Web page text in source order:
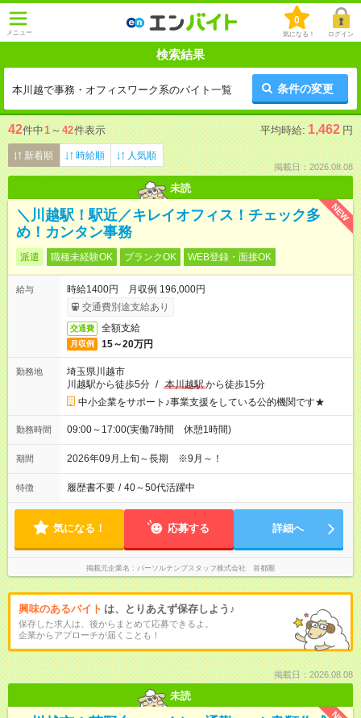
メニュー
0
気になる！ ログイン
検索結果
本川越で事務・オフィスワーク系のバイト一覧 条件の変更
42件中1 ～ 42件表示 平均時給: 1,462 円
新着順 時給順 人気順
掲載日：2026.08.08
未読
NEW
＼川越駅！駅近／キレイオフィス！チェック多
め！カンタン事務
派遣 職種未経験OK ブランクOK WEB登録・面接OK
給与
時給1400円 月収例 196,000円
交通費別途支給あり
交通費 全額支給
月収例 15～20万円
勤務地
埼玉県川越市
川越駅から徒歩5分 / 本川越駅から徒歩15分
中小企業をサポート♪事業支援をしている公的機関です★
勤務時間 09:00～17:00(実働7時間 休憩1時間)
期間 2026年09月上旬～長期 ※9月～！
特徴 履歴書不要 / 40～50代活躍中
気になる！ 応募する 詳細へ
掲載元企業名 パーソルテンプスタッフ株式会社 首都圏
興味のあるバイト は、とりあえず保存しよう♪
保存した求人は、後からまとめて応募できるよ。
企業からアプローチが届くことも！
掲載日：2026.08.08
未読